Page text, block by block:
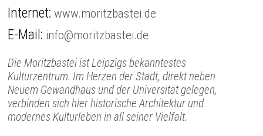
Internet:www.moritzbastei.de
E-Mail: info@moritzbastei.de
Die Moritzbastei ist Leipzigs bekanntestes
Kulturzentrum. Im Herzen der Stadt, direkt neben
Neuem Gewandhaus und der Universität gelegen,
verbinden sich hier historische Architektur und
modernes Kulturleben in all seiner Vielfalt.